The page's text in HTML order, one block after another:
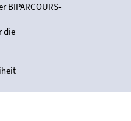
BIPARCOURS-
die